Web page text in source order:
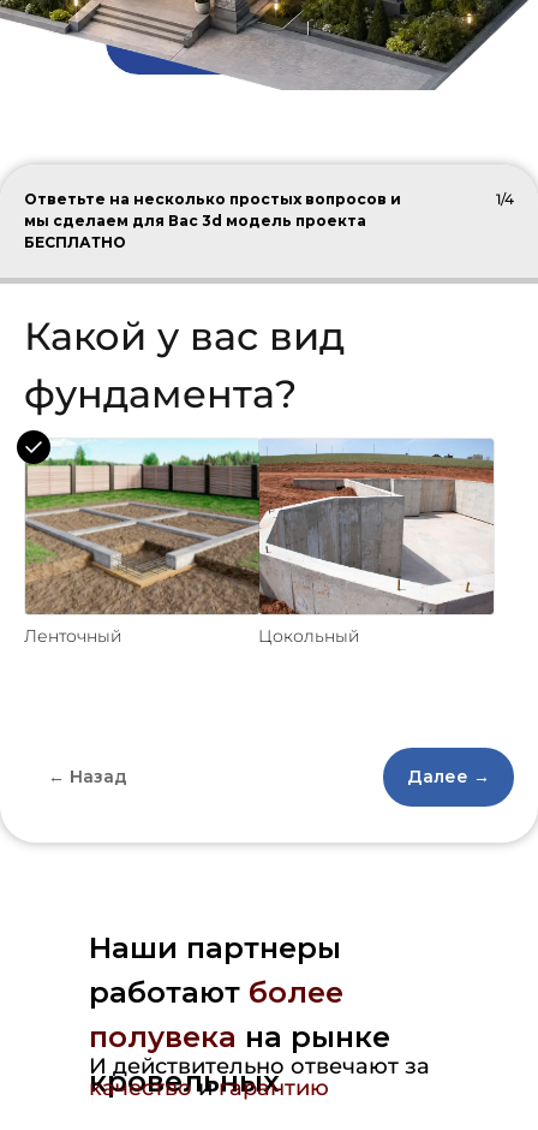
ПОДОБРАТЬ КРОВЛЮ
Ответьте на несколько простых вопросов и
мы сделаем для Вас 3d модель проекта
БЕСПЛАТНО
1/4
Какой у вас вид
фундамента?
Ленточный Цокольный
← Назад Далее →
Наши партнеры
работают более
полувека на рынке
кровельных
И действительно отвечают за
качествоигарантию